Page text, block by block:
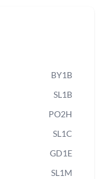
BY1B
SL1B
PO2H
SL1C
GD1E
SL1M